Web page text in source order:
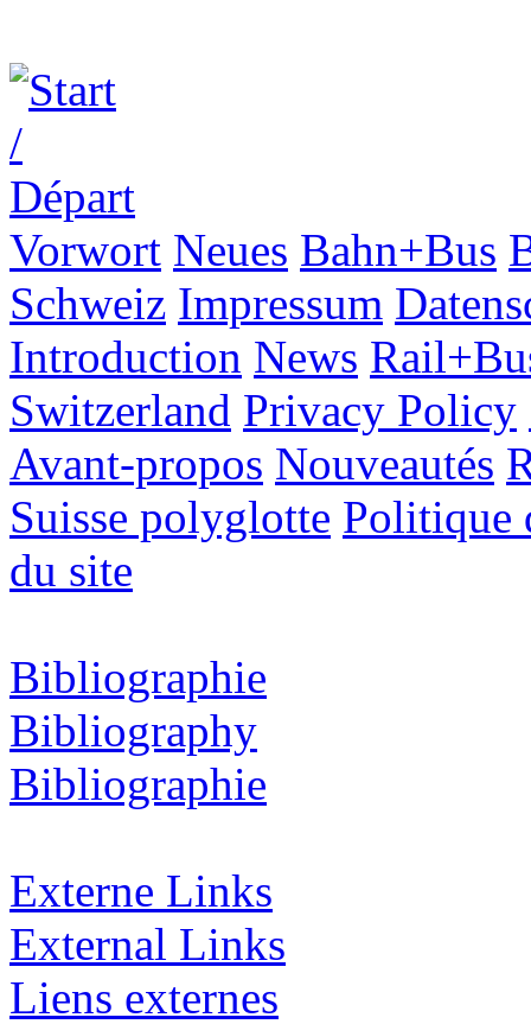
Vorwort Neues Bahn+Bus
Schweiz Impressum
Introduction News
Switzerland Privacy Policy
Avant-propos Nouveautés
Suisse polyglotte Politique
du site
Bibliographie
Bibliography
Bibliographie
Externe Links
External Links
Liens externes